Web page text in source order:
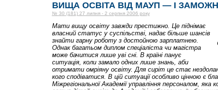
ВИЩА ОСВІТА ВІД МАУП — І
№ 30 (181) 27 липня - 2 серпня 2006 року
Мати вищу освіту завжди престижно. Це піднімає
власний статус у суспільстві, надає більше шансів
знайти гарну роботу з достойною зарплатнею.
Однак багатьом диплом спеціаліста чи магістра
може бачитися лише уві сні. В країні панує
ситуація, коли замало одних лише знань, аби
отримати омріяну освіту. Для сиріт це стає
кого сподіватися. В цій ситуації особливо цінною є
Міжрегіональної Академії управління персоналом, яка